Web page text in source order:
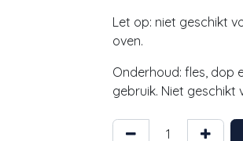
Let op: niet geschikt
oven.
Onderhoud: fles, dop
gebruik. Niet geschikt